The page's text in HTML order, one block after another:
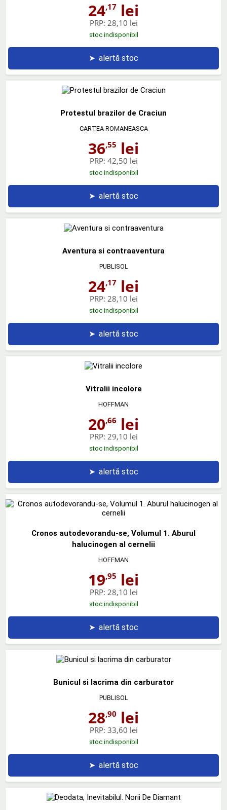
24,17 lei
PRP: 28,10 lei
stoc indisponibil
➤ alertă stoc
Protestul brazilor de Craciun
CARTEA ROMANEASCA
36,55 lei
PRP: 42,50 lei
stoc indisponibil
➤ alertă stoc
Aventura si contraaventura
PUBLISOL
24,17 lei
PRP: 28,10 lei
stoc indisponibil
➤ alertă stoc
Vitralii incolore
HOFFMAN
20,66 lei
PRP: 29,10 lei
stoc indisponibil
➤ alertă stoc
Cronos autodevorandu-se, Volumul 1. Aburul
halucinogen al cernelii
HOFFMAN
19,95 lei
PRP: 28,10 lei
stoc indisponibil
➤ alertă stoc
Bunicul si lacrima din carburator
PUBLISOL
28,90 lei
PRP: 33,60 lei
stoc indisponibil
➤ alertă stoc